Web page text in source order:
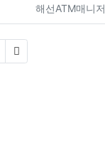
등록자
해선ATM매니저